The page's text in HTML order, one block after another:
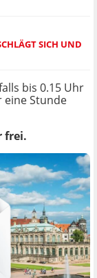
SICH UND
bis 0.15 Uhr
Stunde
frei.